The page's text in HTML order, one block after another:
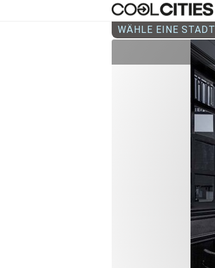
WÄHLE EINE STADT